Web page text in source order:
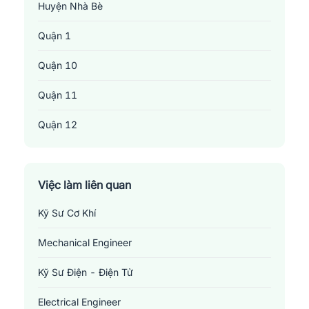
Việc làm vận hành máy - bảo trì - sửa chữa tại Thành phố Hồ Chí
Huyện Nhà Bè
Quận 1
Quận 10
Quận 11
Quận 12
Quận 3
Quận 4
Quận 5
Quận 6
Quận 7
Việc làm liên quan
Kỹ Sư Cơ Khí
Mechanical Engineer
Kỹ Sư Điện - Điện Tử
Electrical Engineer